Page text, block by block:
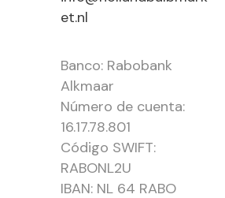
et.nl
Banco: Rabobank
Alkmaar
Número de cuenta:
16.17.78.801
Código SWIFT:
RABONL2U
IBAN: NL 64 RABO